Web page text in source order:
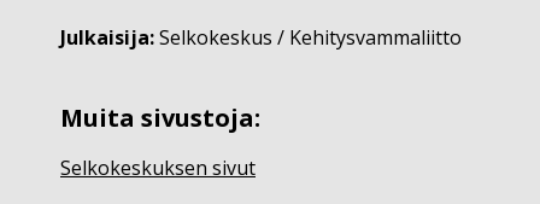
Julkaisija:Selkokeskus / Kehitysvammaliitto
Muita sivustoja:
Selkokeskuksen sivut